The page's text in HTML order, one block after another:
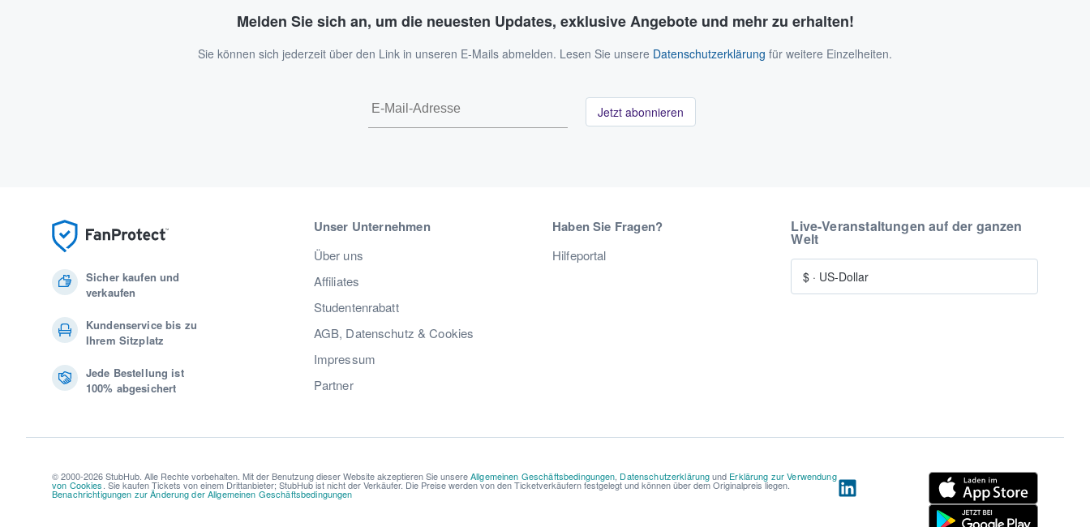
Melden Sie sich an, um die neuesten Updates, exklusive Angebote und mehr zu erhalten!
Sie können sich jederzeit über den Link in unseren E-Mails abmelden. Lesen Sie unsere Datenschutzerklärung für weitere Einzelheiten.
Jetzt abonnieren
Sicher kaufen und
verkaufen
Kundenservice bis zu
Ihrem Sitzplatz
Jede Bestellung ist
100% abgesichert
Unser Unternehmen
Über uns
Affiliates
Studentenrabatt
AGB, Datenschutz & Cookies
Impressum
Partner
Haben Sie Fragen?
Hilfeportal
Live-Veranstaltungen auf der ganzen
Welt
$ · US-Dollar
© 2000-2026 StubHub. Alle Rechte vorbehalten. Mit der Benutzung dieser Website akzeptieren Sie unsereAllgemeinen Geschäftsbedingungen Datenschutzerklärungund Erklärung zur Verwendung
von Cookies . Sie kaufen Tickets von einem Drittanbieter; StubHub ist nicht der Verkäufer. Die Preise werden von den Ticketverkäufern festgelegt und können über dem Originalpreis liegen.
Benachrichtigungen zur Änderung der Allgemeinen Geschäftsbedingungen